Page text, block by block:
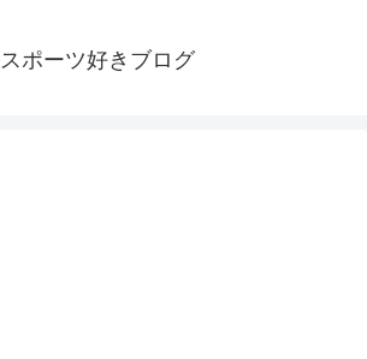
スポーツ好きブログ